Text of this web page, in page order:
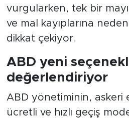
vurgularken, tek bir
ve mal kayıplarına
dikkat çekiyor.
ABD yeni
değerlendiriyor
ABD yönetiminin, askeri
ücretli ve hızlı geçiş